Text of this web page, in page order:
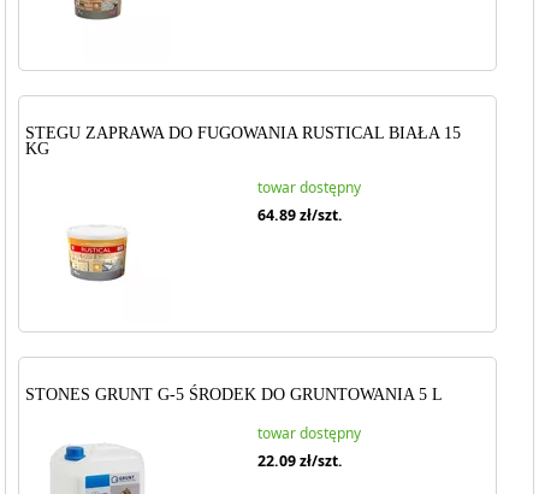
STEGU ZAPRAWA DO FUGOWANIA RUSTICAL BIAŁA 15
KG
towar dostępny
64.89zł/szt.
STONES GRUNT G-5 ŚRODEK DO GRUNTOWANIA 5 L
towar dostępny
22.09zł/szt.